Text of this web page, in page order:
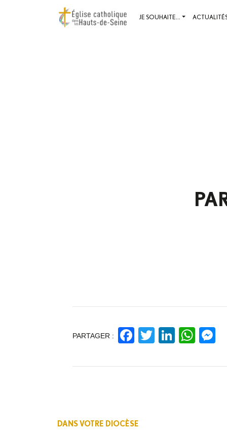
JE SOUHAITE...
PARTAGER : Facebook
TwitterLinkedIn
DANS VOTRE DIOCÈSE